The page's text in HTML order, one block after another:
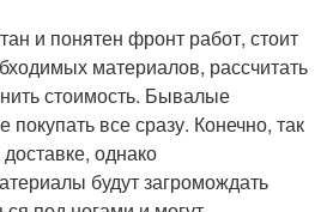
и понятен фронт работ, стоит
материалов, рассчитать
стоимость. Бывалые
покупать все сразу. Конечно, так
однако
будут загромождать